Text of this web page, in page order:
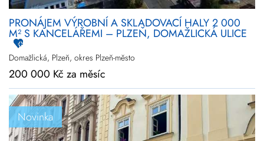
PRONÁJEM VÝROBNÍ A SKLADOVACÍ HALY 2 000
M² S KANCELÁŘEMI – PLZEŇ, DOMAŽLICKÁ ULICE
Domažlická, Plzeň, okres Plzeň-město
200 000 Kč za měsíc
Novinka
Kraj Plzeňský
Upřesnit
lokalitu
Cena
+rozšířené hledání